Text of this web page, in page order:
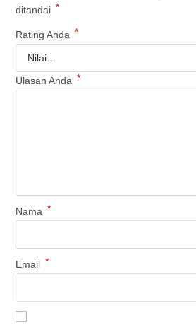
ditandai *
Rating Anda *
Ulasan Anda *
Nama *
Email *